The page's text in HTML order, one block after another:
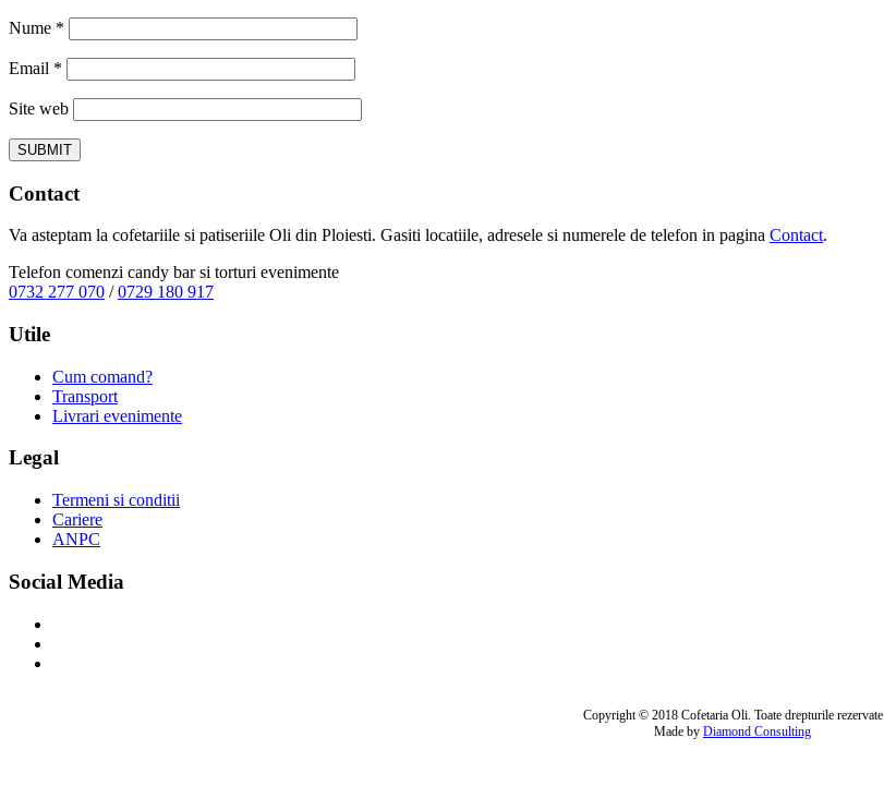
Nume *
Email *
Site web
Contact
Va asteptam la cofetariile si patiseriile Oli din Ploiesti. Gasiti locatiile, adresele si numerele de telefon in pagina Contact.
Telefon comenzi candy bar si torturi evenimente
0732 277 070 /0729 180 917
Utile
Cum comand?
Transport
Livrari evenimente
Legal
Termeni si conditii
Cariere
ANPC
Social Media
Copyright © 2018 Cofetaria Oli. Toate drepturile rezervate
Made by Diamond Consulting